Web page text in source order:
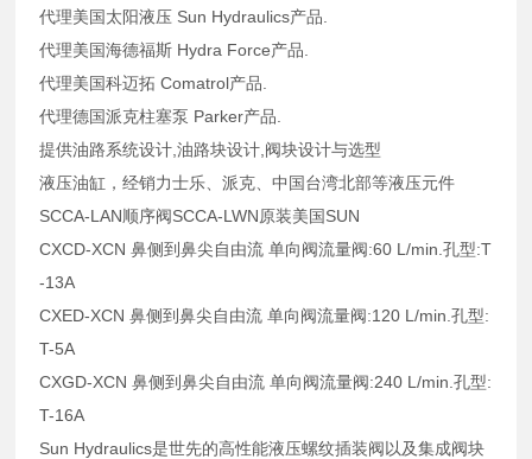
代理美国太阳液压 Sun Hydraulics产品.
代理美国海德福斯 Hydra Force产品.
代理美国科迈拓 Comatrol产品.
代理德国派克柱塞泵 Parker产品.
提供油路系统设计,油路块设计,阀块设计与选型
液压油缸，经销力士乐、派克、中国台湾北部等液压元件
SCCA-LAN顺序阀SCCA-LWN原装美国SUN
CXCD-XCN 鼻侧到鼻尖自由流 单向阀流量阀:60 L/min.孔型:T
-13A
CXED-XCN 鼻侧到鼻尖自由流 单向阀流量阀:120 L/min.孔型:
T-5A
CXGD-XCN 鼻侧到鼻尖自由流 单向阀流量阀:240 L/min.孔型:
T-16A
Sun Hydraulics是世先的高性能液压螺纹插装阀以及集成阀块